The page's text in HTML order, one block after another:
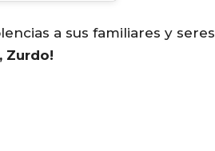
a sus familiares y seres
Zurdo!